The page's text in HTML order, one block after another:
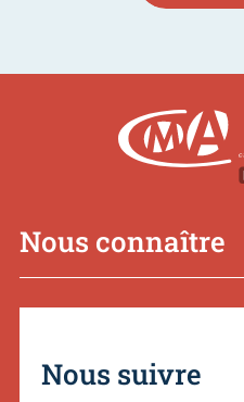
Nous connaître
Nous suivre